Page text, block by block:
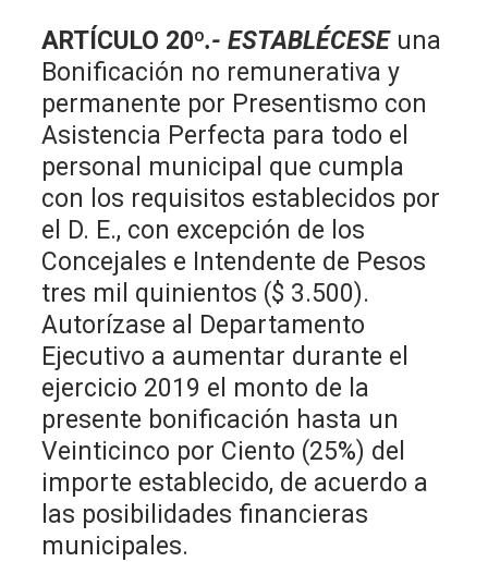
ARTÍCULO 20º.- ESTABLÉCESEuna
Bonificación no remunerativa y
permanente por Presentismo con
Asistencia Perfecta para todo el
personal municipal que cumpla
con los requisitos establecidos por
el D. E., con excepción de los
Concejales e Intendente de Pesos
tres mil quinientos ($ 3.500).
Autorízase al Departamento
Ejecutivo a aumentar durante el
ejercicio 2019 el monto de la
presente bonificación hasta un
Veinticinco por Ciento (25%) del
importe establecido, de acuerdo a
las posibilidades financieras
municipales.